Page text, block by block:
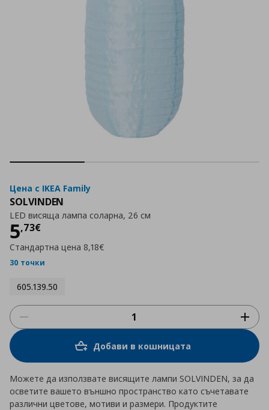
Цена с IKEA Family
SOLVINDEN
LED висяща лампа соларна, 26 см
5,73€
Цена
Стандартна цена 8,18€
30 точки
605.139.50
Добави в кошницата
Можете да използвате висящите лампи SOLVINDEN, за да
осветите вашето външно пространство като съчетавате
различни цветове, мотиви и размери. Продуктите